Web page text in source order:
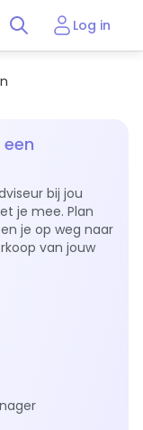
Log in
bij jou
je mee. Plan
je op weg naar
van jouw